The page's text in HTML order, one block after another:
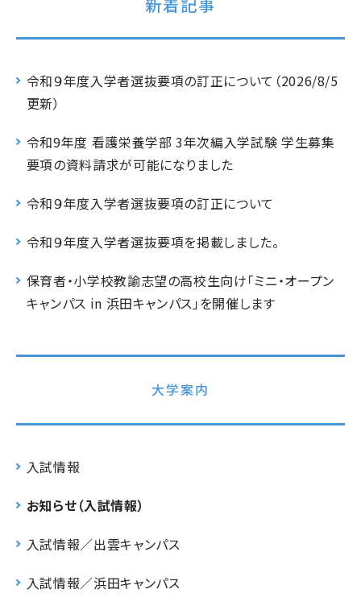
令和９年度入学者選抜要項の訂正について（2026/8/5
更新）
令和9年度 看護栄養学部 3年次編入学試験 学生募集
要項の資料請求が可能になりました
令和９年度入学者選抜要項の訂正について
令和９年度入学者選抜要項を掲載しました。
保育者・小学校教諭志望の高校生向け「ミニ・オープン
キャンパス in 浜田キャンパス」を開催します
大学案内
入試情報
お知らせ（入試情報）
入試情報／出雲キャンパス
入試情報／浜田キャンパス